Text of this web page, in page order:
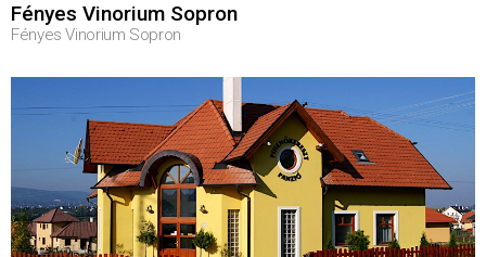
Fényes Vinorium Sopron
Fényes Vinorium Sopron